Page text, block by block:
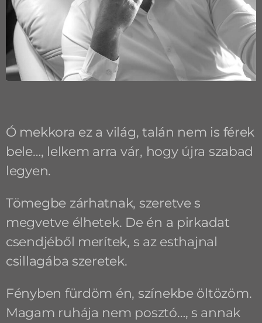
Ó mekkora ez a világ, talán nem is férek
bele…, lelkem arra vár, hogy újra szabad
legyen.
Tömegbe zárhatnak, szeretve s
megvetve élhetek. De én a pirkadat
csendjéből merítek, s az esthajnal
csillagába szeretek.
Fényben fürdöm én, színekbe öltözöm.
Magam ruhája nem posztó…, s annak